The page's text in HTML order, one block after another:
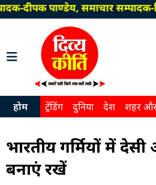
दीपक पाण्डेय, समाचार सम्पादक-
होम ट्रेंडिंग दुनिया देश शहर
भारतीय गर्मियों में
बनाएं रखें